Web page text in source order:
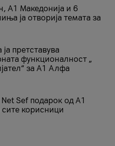
A1 Македонија и 6
ја отворија темата за
претставува
функционалност „
за А1 Алфа
Sеf подарок од А1
сите корисници